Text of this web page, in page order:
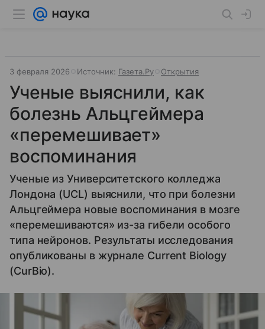
3 февраля 2026 Источник: Газета.Ру Открытия
Ученые выяснили, как
болезнь Альцгеймера
«перемешивает»
воспоминания
Ученые из Университетского колледжа
Лондона (UCL) выяснили, что при болезни
Альцгеймера новые воспоминания в мозге
«перемешиваются» из-за гибели особого
типа нейронов. Результаты исследования
опубликованы в журнале Current Biology
(CurBio).